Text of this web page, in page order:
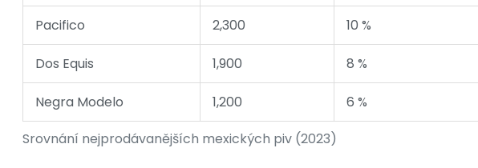
Srovnání nejprodávanějších mexických piv (2023)
Pacifico 2,300 10 %
Dos Equis 1,900 8 %
Negra Modelo 1,200 6 %